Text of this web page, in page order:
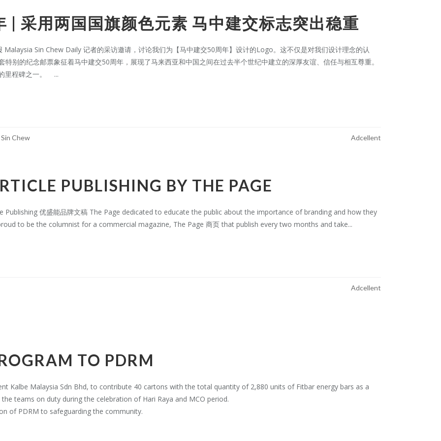
| 采用两国国旗颜色元素 马中建交标志突出稳重
Sin Chew Daily 记者的采访邀请，讨论我们为【马中建交50周年】设计的Logo。这不仅是对我们设计理念的认
特别的纪念邮票象征着马中建交50周年，展现了马来西亚和中国之间在过去半个世纪中建立的深厚友谊、信任与相互尊重。
里程碑之一。 ...
Sin Chew Adcellent
PUBLISHING BY THE PAGE
Publishing 优盛能品牌文稿 The Page dedicated to educate the public about the importance of branding and how they
to be the columnist for a commercial magazine, The Page 商页 that publish every two months and take...
Adcellent
TO PDRM
Kalbe Malaysia Sdn Bhd, to contribute 40 cartons with the total quantity of 2,880 units of Fitbar energy bars as a
teams on duty during the celebration of Hari Raya and MCO period.
of PDRM to safeguarding the community.